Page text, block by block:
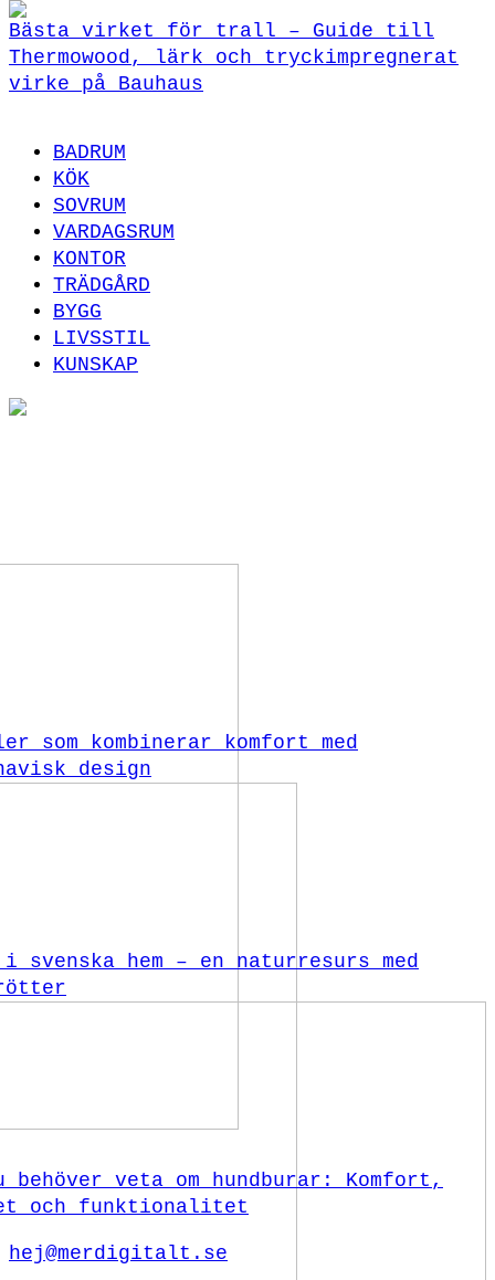
Bästa virket för trall – Guide till
Thermowood, lärk och tryckimpregnerat
virke på Bauhaus
BADRUM
KÖK
SOVRUM
VARDAGSRUM
KONTOR
TRÄDGÅRD
BYGG
LIVSSTIL
KUNSKAP
som kombinerar komfort med
design
svenska hem – en naturresurs med
veta om hundburar: Komfort,
och funktionalitet
hej@merdigitalt.se